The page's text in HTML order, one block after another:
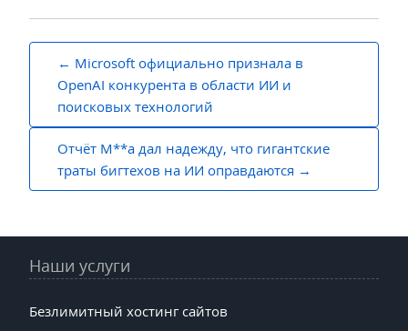
Навигация
записям
Microsoft официально признала в
OpenAI конкурента в области ИИ и
поисковых технологий
Отчёт M**a дал надежду, что гигантские
траты бигтехов на ИИ оправдаются
Наши услуги
Безлимитный хостинг сайтов